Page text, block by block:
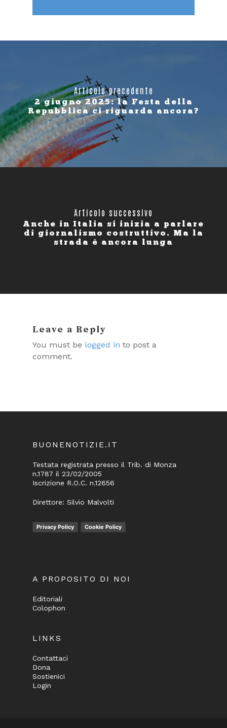
Articolo precedente
2 giugno 2025: la Festa della
Repubblica ci riguarda ancora?
Articolo successivo
Anche in Italia si inizia a parlare
di giornalismo costruttivo. Ma la
strada è ancora lunga
Leave a Reply
You must be logged in to post a
comment.
BUONENOTIZIE.IT
Testata registrata presso il Trib. di Monza
n.1787 il 23/02/2005
Iscrizione R.O.C. n.12656
Direttore: Silvio Malvolti
Privacy Policy Cookie Policy
A PROPOSITO DI NOI
Editoriali
Colophon
LINKS
Contattaci
Dona
Sostienici
Login